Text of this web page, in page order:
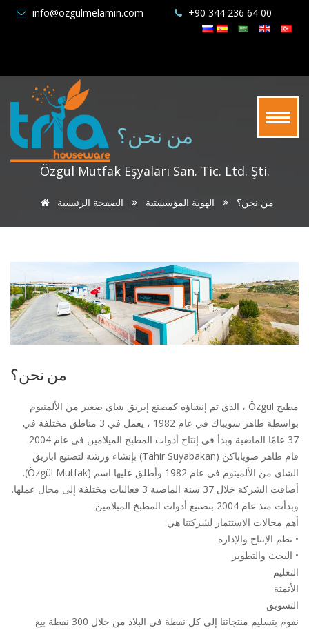
info@ozgulmelamin.com +90 344 236 64 00
من نحن؟
Özgül Mutfak Eşyaları San. Tic. Ltd. Şti.
الصفحة الرئيسية الهوية المؤسستية من نحن؟
من نحن؟
مطبخ Özgül ، الذي تم إنشاؤه كمصنع إبريق شاي صغير من الألمنيوم
بواسطة طاهر سويباك في عام 1982 ، يعمل في 3 مناطق مختلفة في
37 عامًا الماضية وبدأ في إنتاج أدوات المطبخ الميلامين في عام 2004.
قام طاهر صوياباكن (Tahir Suyabakan) بإنشاء ورشة لتصنيع اباريق
الشاي من الألمينوم في عام 1982 وأطلق عليها اسم (Özgül Mutfak).
أضافت الشركة خلال 37 سنة الماضية 3 فعاليات مختلفة إلى مجال عملها.
وبدأت منذ عام 2004 بتصنيع أدوات المطبخ المبلامين.
أهم مجالات الاستثمار لشركتنا هي:
• نظم الإنتاج والإدارة
• البحث والتطوير
التعليم
الأتمتة
التسويق
نقوم بتسليم منتجاتنا إلى كل نقطة في البلاد من خلال 300 نقطة بيع